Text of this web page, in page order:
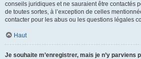
conseils juridiques et ne sauraient être contactés
de toutes sortes, à l’exception de celles
contacter pour les abus ou les questions légales
Haut
Je souhaite m’enregistrer, mais je n’y parviens